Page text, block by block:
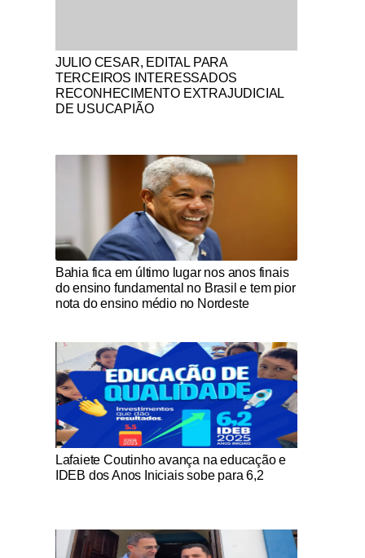
Notícias Católicas
JULIO CESAR, EDITAL PARA
TERCEIROS INTERESSADOS
RECONHECIMENTO EXTRAJUDICIAL
DE USUCAPIÃO
Notícias Católicas
Bahia fica em último lugar nos anos finais
do ensino fundamental no Brasil e tem pior
nota do ensino médio no Nordeste
Notícias Católicas
Lafaiete Coutinho avança na educação e
IDEB dos Anos Iniciais sobe para 6,2